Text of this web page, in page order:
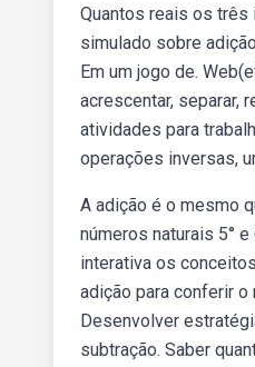
Quantos reais os três
simulado sobre
Em um jogo de.
acrescentar, separar,
atividades para
operações inversas,
A adição é o mesmo
números naturais 5°
interativa os
adição para conferir o
Desenvolver
subtração. Saber